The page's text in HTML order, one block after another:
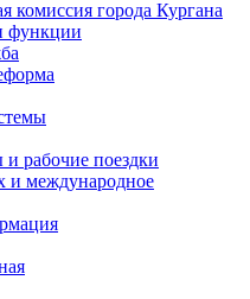
комиссия города Кургана
функции
рабочие поездки
и международное